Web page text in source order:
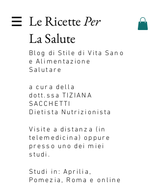
Le RicettePer
La Salute
Blog di Stile di Vita Sano
e Alimentazione
Salutare
a cura della
dott.ssa TIZIANA
SACCHETTI
Dietista Nutrizionista
Visite a distanza (in
telemedicina) oppure
presso uno dei miei
studi.
Studi in: Aprilia,
Pomezia, Roma e online